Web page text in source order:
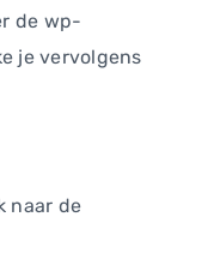
de wp-
je vervolgens
naar de